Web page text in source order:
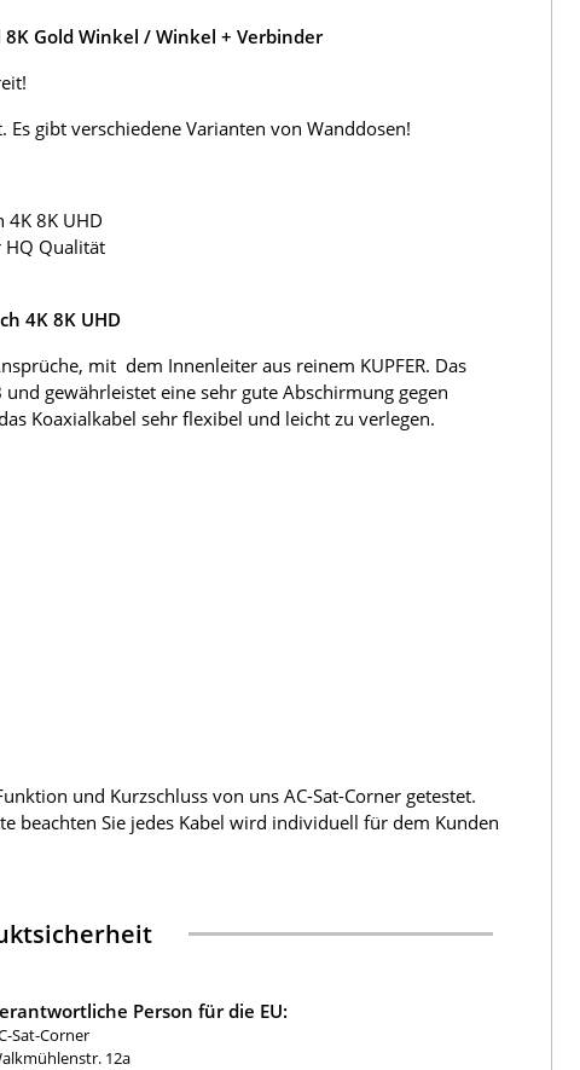
Gold Winkel / Winkel + Verbinder
gibt verschiedene Varianten von Wanddosen!
8K UHD
HQ Qualität
4K 8K UHD
mit dem Innenleiter aus reinem KUPFER. Das
gewährleistet eine sehr gute Abschirmung gegen
Koaxialkabel sehr flexibel und leicht zu verlegen.
und Kurzschluss von uns AC-Sat-Corner getestet.
beachten Sie jedes Kabel wird individuell für dem Kunden
Person für die EU:
Sat-Corner
12a